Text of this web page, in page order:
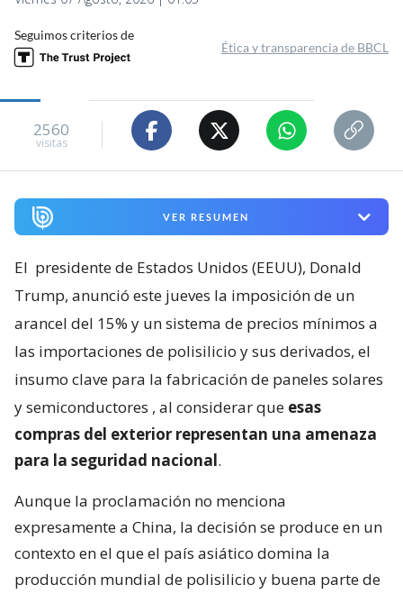
Seguimos criterios de
Ética y transparencia de BBCL
2560
visitas
VER RESUMEN
El presidente de Estados Unidos (EEUU), Donald
Trump, anunció este jueves la imposición de un
arancel del 15% y un sistema de precios mínimos a
las importaciones de polisilicio y sus derivados, el
insumo clave para la fabricación de paneles solares
y semiconductores , al considerar que esas
compras del exterior representan una amenaza
para la seguridad nacional.
Aunque la proclamación no menciona
expresamente a China, la decisión se produce en un
contexto en el que el país asiático domina la
producción mundial de polisilicio y buena parte de